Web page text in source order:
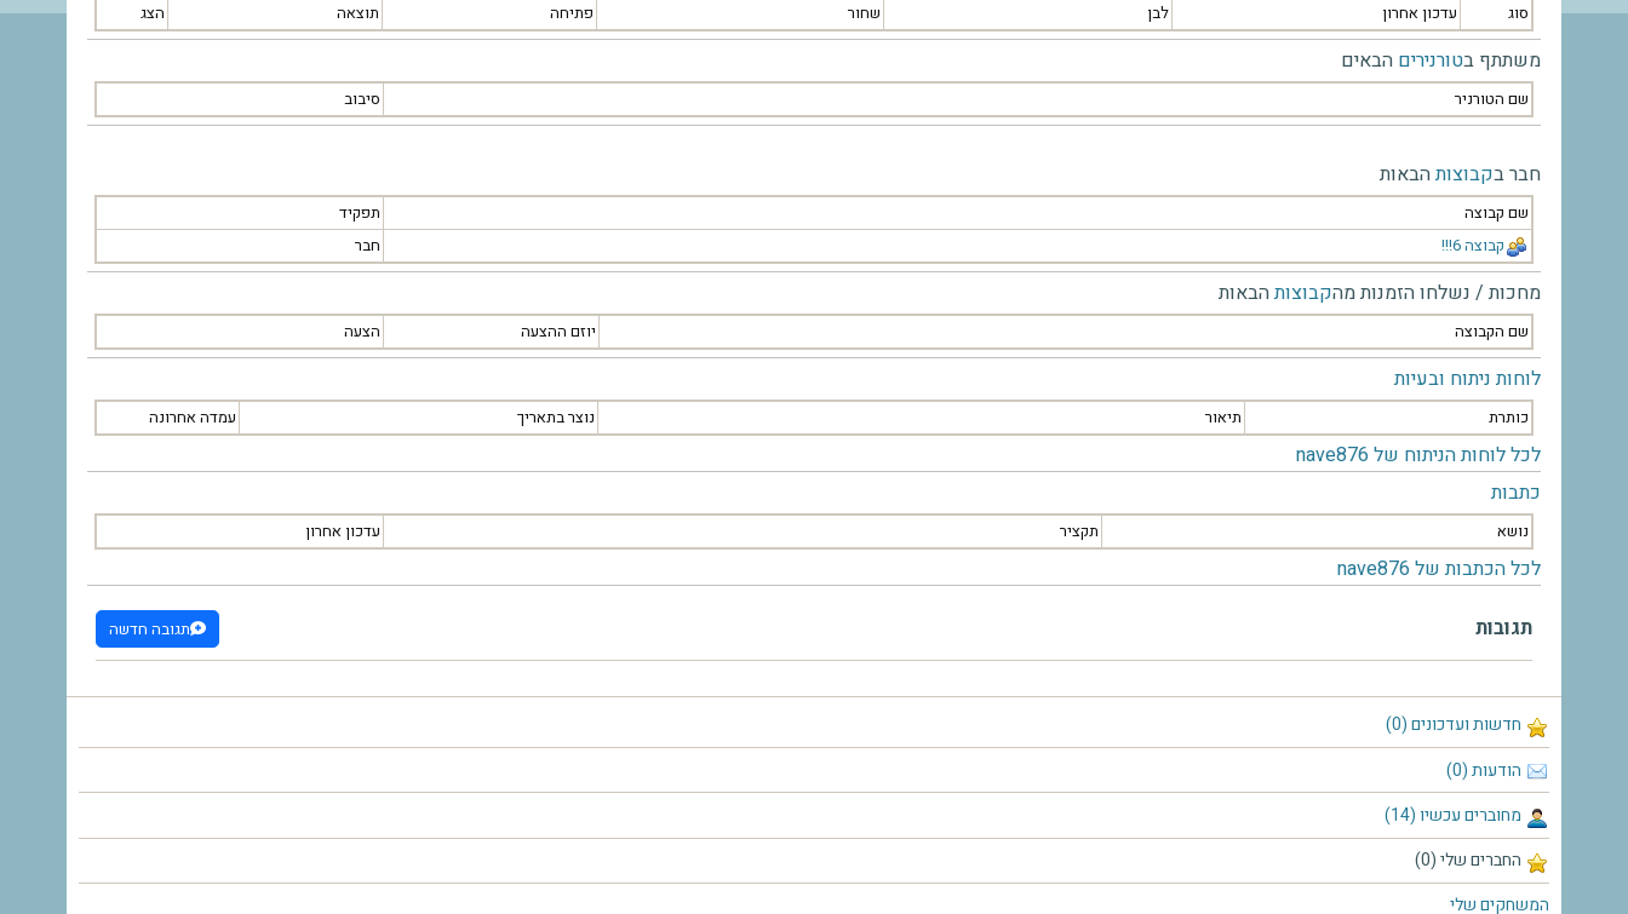
חדשות ועדכונים (0)
הודעות (0)
מחוברים עכשיו (14)
החברים שלי (0)
המשחקים שלי
סוג עדכון אחרון לבן שחור פתיחה תוצאה הצג
משתתף בטורנירים הבאים
שם הטורניר סיבוב
חבר בקבוצותהבאות
שם קבוצה
תפקיד
קבוצה 6!!!
חבר
מחכות / נשלחו הזמנות מהקבוצותהבאות
שם הקבוצה יוזם ההצעה הצעה
לוחות ניתוח ובעיות
כותרת תיאור נוצר בתאריך עמדה אחרונה
לכל לוחות הניתוח של nave876
כתבות
נושא תקציר עדכון אחרון
לכל הכתבות של nave876
תגובות תגובה חדשה